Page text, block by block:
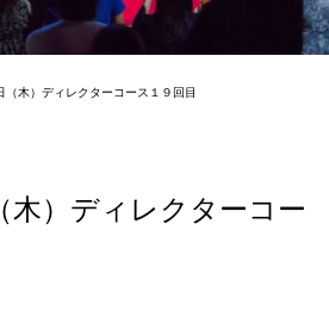
（木）ディレクターコース１９回目
木）ディレクターコー